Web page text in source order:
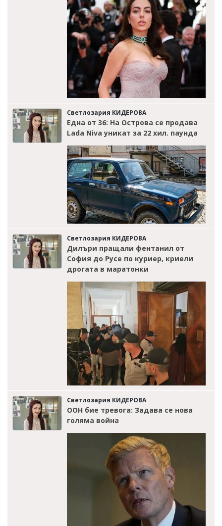
Светлозария КИДЕРОВА
Една от 36: На Острова се продава
Lada Niva уникат за 22 хил. паунда
Светлозария КИДЕРОВА
Дилъри пращали фентанил от
София до Русе по куриер, криели
дрогата в маратонки
Светлозария КИДЕРОВА
ООН бие тревога: Задава се нова
голяма война